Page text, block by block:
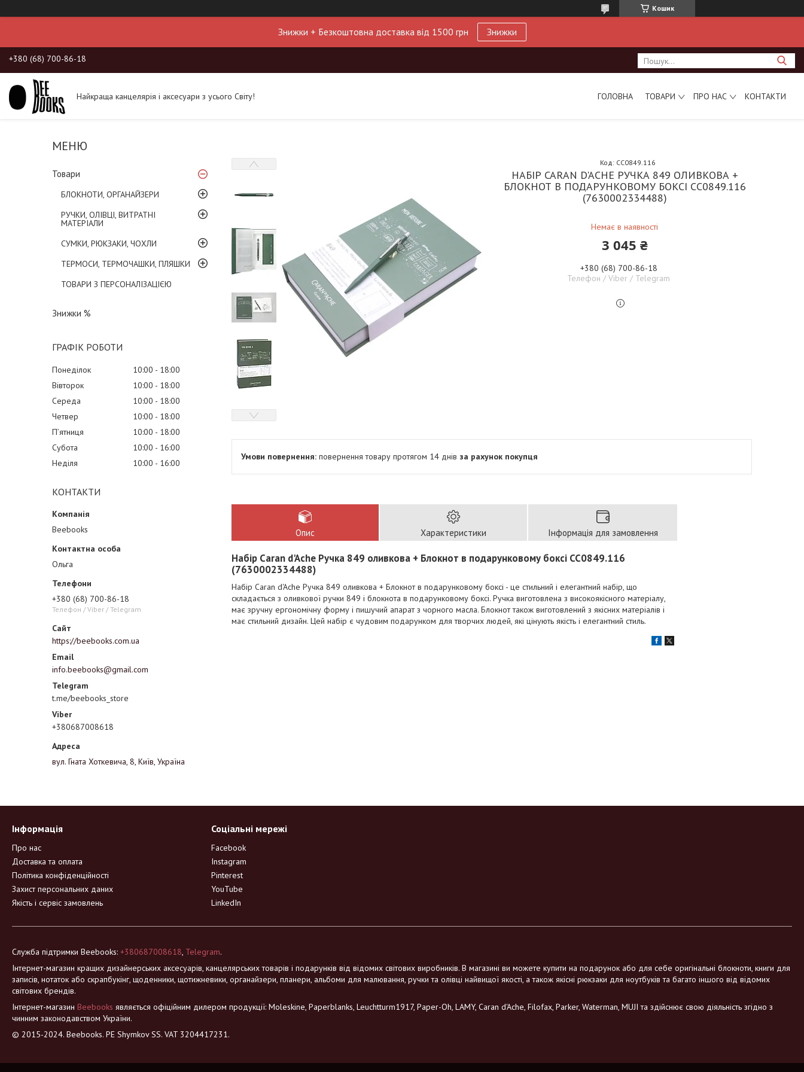
Кошик
Знижки + Безкоштовна доставка від 1500 грн Знижки
+380 (68) 700-86-18
Найкраща канцелярія і аксесуари з усього Світу! ГОЛОВНА ТОВАРИ ПРО НАС КОНТАКТИ
Товари
БЛОКНОТИ, ОРГАНАЙЗЕРИ
РУЧКИ, ОЛІВЦІ, ВИТРАТНІ
МАТЕРІАЛИ
СУМКИ, РЮКЗАКИ, ЧОХЛИ
ТЕРМОСИ, ТЕРМОЧАШКИ, ПЛЯШКИ
ТОВАРИ З ПЕРСОНАЛІЗАЦІЄЮ
Знижки %
ГРАФІК РОБОТИ
Понеділок 10:00
18:00
Вівторок
10:00
18:00
Середа
10:00
18:00
Четвер
10:00
18:00
Пʼятниця
10:00
18:00
Субота
10:00
16:00
Неділя
10:00 16:00
КОНТАКТИ
Beebooks
Ольга
+380 (68) 700-86-18
Телефон / Viber / Telegram
https://beebooks.com.ua
info.beebooks@gmail.com
t.me/beebooks_store
+380687008618
вул. Гната Хоткевича, 8, Київ, Україна
НАБІР CARAN D'ACHE РУЧКА 849 ОЛИВКОВА +
БЛОКНОТ В ПОДАРУНКОВОМУ БОКСІ CC0849.116
(7630002334488)
Немає в наявності
Код: CC0849.116
3 045 ₴
+380 (68) 700-86-18
Телефон / Viber / Telegram
повернення товару протягом 14 днів за рахунок покупця
Опис Характеристики Інформація для замовлення
Набір Caran d'Ache Ручка 849 оливкова + Блокнот в подарунковому боксі CC0849.116
(7630002334488)
Набір Caran d'Ache Ручка 849 оливкова + Блокнот в подарунковому боксі - це стильний і елегантний набір, що
складається з оливкової ручки 849 і блокнота в подарунковому боксі. Ручка виготовлена з високоякісного матеріалу,
має зручну ергономічну форму і пишучий апарат з чорного масла. Блокнот також виготовлений з якісних матеріалів і
має стильний дизайн. Цей набір є чудовим подарунком для творчих людей, які цінують якість і елегантний стиль.
Інформація
Про нас
Доставка та оплата
Політика конфіденційності
Захист персональних даних
Якість і сервіс замовлень
Соціальні мережі
Facebook
Instagram
Pinterest
YouTube
LinkedIn
Служба підтримки Beebooks: +380687008618, Telegram.
Інтернет-магазин кращих дизайнерських аксесуарів, канцелярських товарів і подарунків від відомих світових виробників. В магазині ви можете купити на подарунок або для себе оригінальні блокноти, книги для
записів, нотаток або скрапбукінг, щоденники, щотижневики, органайзери, планери, альбоми для малювання, ручки та олівці найвищої якості, а також якісні рюкзаки для ноутбуків та багато іншого від відомих
світових брендів.
Інтернет-магазин Beebooks являється офіційним дилером продукції: Moleskine, Paperblanks, Leuchtturm1917, Paper-Oh, LAMY, Caran d'Ache, Filofax, Parker, Waterman, MUJI та здійснює свою діяльність згідно з
чинним законодавством України.
© 2015-2024. Beebooks. PE Shymkov SS. VAT 3204417231.